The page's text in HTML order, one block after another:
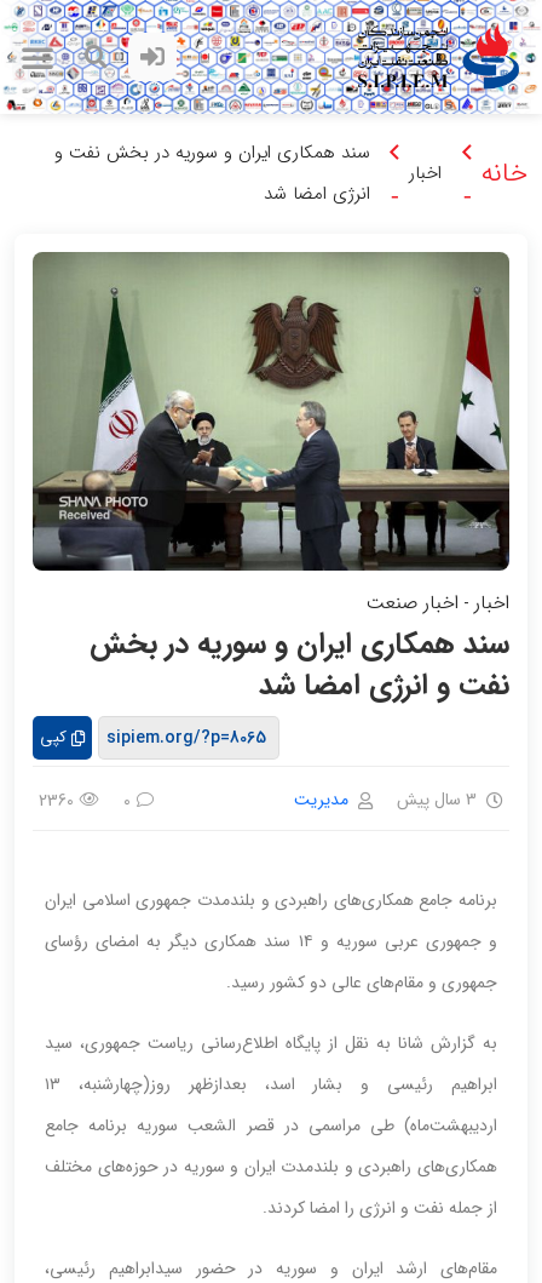
خانه -
اخبار
-
سند همکاری ایران و سوریه در بخش نفت و
انرژی امضا شد
اخبار - اخبار صنعت
سند همکاری ایران و سوریه در بخش
نفت و انرژی امضا شد
کپی
3 سال پیش مدیریت 0
2360
برنامه جامع همکاری‌های راهبردی و بلندمدت جمهوری اسلامی ایران
و جمهوری عربی سوریه و ۱۴ سند همکاری دیگر به امضای رؤسای
جمهوری و مقام‌های عالی دو کشور رسید.
به گزارش شانا به نقل از پایگاه اطلاع‌رسانی ریاست جمهوری، سید
ابراهیم رئیسی و بشار اسد، بعدازظهر روز(چهارشنبه‌، ۱۳
اردیبهشت‌ماه) طی مراسمی در قصر الشعب سوریه برنامه جامع
همکاری‌های راهبردی و بلندمدت ایران و سوریه در حوزه‌های مختلف
از جمله نفت و انرژی را امضا کردند.
مقام‌های ارشد ایران و سوریه در حضور سیدابراهیم رئیسی،